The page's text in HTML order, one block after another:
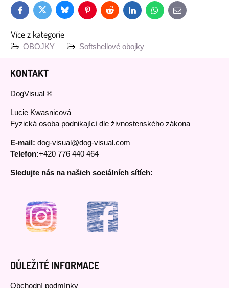
FacebookTwitter BlueskyPinterestReddit LinkedInWhatsApp
E-
mail
Více z kategorie
OBOJKY Softshellové obojky
KONTAKT
DogVisual ®
Lucie Kwasnicová
Fyzická osoba podnikající dle živnostenského zákona
E-mail: dog-visual@dog-visual.com
Telefon:+420 776 440 464
Sledujte nás na našich sociálních sítích:
DŮLEŽITÉ INFORMACE
Obchodní podmínky